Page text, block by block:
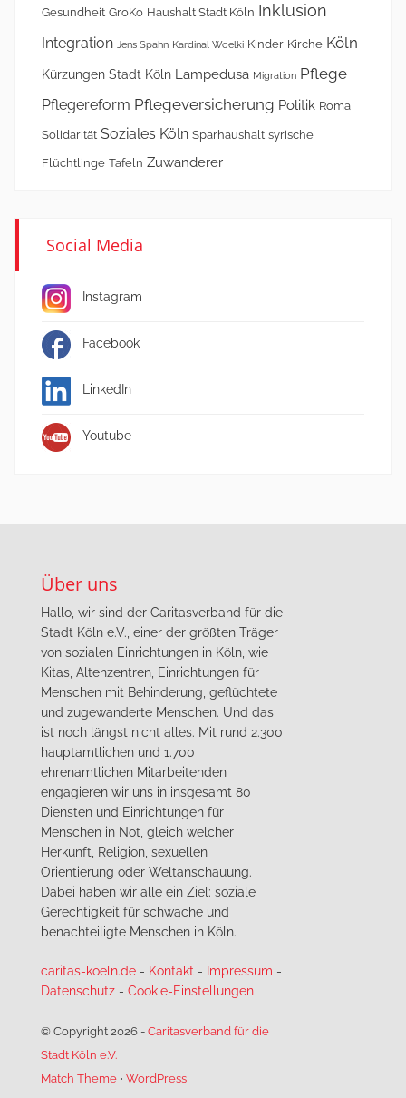
Gesundheit GroKo Haushalt Stadt Köln Inklusion
Integration Jens Spahn Kardinal Woelki Kinder Kirche Köln
Kürzungen Stadt Köln Lampedusa Migration Pflege
Pflegereform Pflegeversicherung Politik Roma
Solidarität Soziales Köln Sparhaushalt syrische
Flüchtlinge Tafeln Zuwanderer
Social Media
Instagram
Facebook
LinkedIn
Youtube
Über uns
Hallo, wir sind der Caritasverband für die
Stadt Köln e.V., einer der größten Träger
von sozialen Einrichtungen in Köln, wie
Kitas, Altenzentren, Einrichtungen für
Menschen mit Behinderung, geflüchtete
und zugewanderte Menschen. Und das
ist noch längst nicht alles. Mit rund 2.300
hauptamtlichen und 1.700
ehrenamtlichen Mitarbeitenden
engagieren wir uns in insgesamt 80
Diensten und Einrichtungen für
Menschen in Not, gleich welcher
Herkunft, Religion, sexuellen
Orientierung oder Weltanschauung.
Dabei haben wir alle ein Ziel: soziale
Gerechtigkeit für schwache und
benachteiligte Menschen in Köln.
caritas-koeln.de- Kontakt- Impressum -
Datenschutz- Cookie-Einstellungen
© Copyright 2026 - Caritasverband für die
Stadt Köln e.V.
Match Theme⋅ WordPress